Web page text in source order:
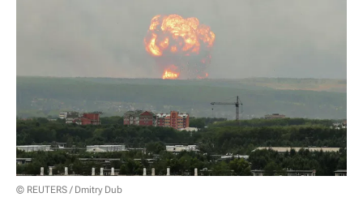
© REUTERS / Dmitry Dub